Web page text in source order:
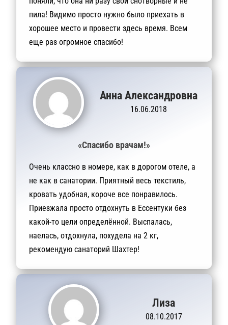
пила! Видимо просто нужно было приехать в
хорошее место и провести здесь время. Всем
еще раз огромное спасибо!
Анна Александровна
16.06.2018
«Спасибо врачам!»
Очень классно в номере, как в дорогом отеле, а
не как в санатории. Приятный весь текстиль,
кровать удобная, короче все понравилось.
Приезжала просто отдохнуть в Ессентуки без
какой-то цели определённой. Выспалась,
наелась, отдохнула, похудела на 2 кг,
рекомендую санаторий Шахтер!
Лиза
08.10.2017